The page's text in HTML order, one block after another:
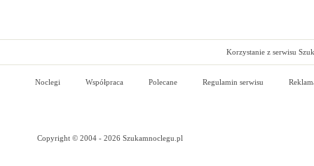
Korzystanie z serwisu
Noclegi Współpraca Polecane Regulamin serwisu
Copyright © 2004 - 2026 Szukamnoclegu.pl